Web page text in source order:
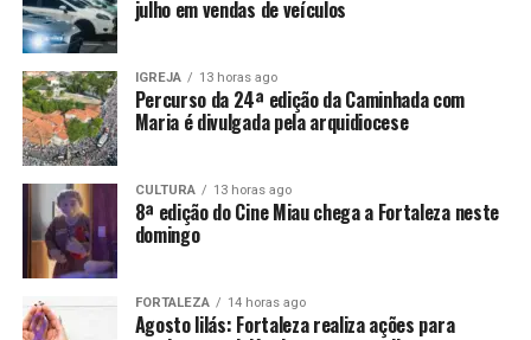
julho em vendas de veículos
IGREJA 13 horas ago
Percurso da 24ª edição da Caminhada com
Maria é divulgada pela arquidiocese
CULTURA 13 horas ago
8ª edição do Cine Miau chega a Fortaleza neste
domingo
FORTALEZA 14 horas ago
Agosto lilás: Fortaleza realiza ações para